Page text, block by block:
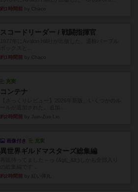
約1時間前
スコードリーダー / 戦闘指揮官
約1時間前
充実
コンテナ
約2時間前
画像付き 充実
異世界ギルドマスターズ総集編
約2時間前